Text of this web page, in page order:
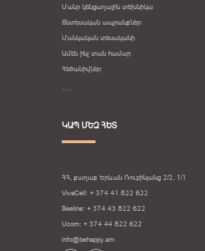
Մանր կենցաղային տեխնիկա
Տնտեսական ապրանքներ
Մանկական տեսականի
Ամեն ինչ տան համար
Հեծանիվներ
․․․
ԿԱՊ ՄԵԶ ՀԵՏ
ՀՀ, քաղաք Երևան Ռուբինյանց 2/2, 1/1
VivaCell: + 374 41 822 622
Beeline: + 374 43 822 622
Ucom: + 374 44 822 622
info@behappy.am